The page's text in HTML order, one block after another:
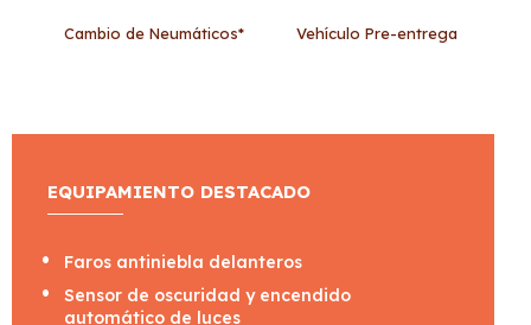
Cambio de Neumáticos* Vehículo Pre-entrega
EQUIPAMIENTO DESTACADO
Faros antiniebla delanteros
Sensor de oscuridad y encendido
automático de luces